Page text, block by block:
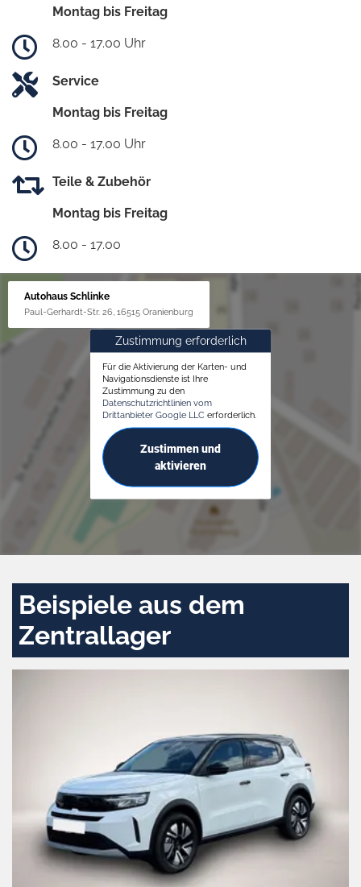
Montag bis Freitag
8.00 - 17.00 Uhr
Service
Montag bis Freitag
8.00 - 17.00 Uhr
Teile & Zubehör
Montag bis Freitag
8.00 - 17.00
Autohaus Schlinke
Paul-Gerhardt-Str. 26, 16515 Oranienburg
Zustimmung erforderlich
Für die Aktivierung der Karten- und
Navigationsdienste ist Ihre
Zustimmung zu den
Datenschutzrichtlinien vom
Drittanbieter Google LLC erforderlich.
Zustimmen und
aktivieren
Beispiele aus dem
Zentrallager